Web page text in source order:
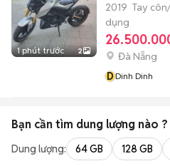
1 phút trước 2
2019 Tay
dụng
Đà Nẵng
DDinh Dinh
Bạn cần tìm dung lượng nào ?
Dung lượng: 64 GB 128 GB